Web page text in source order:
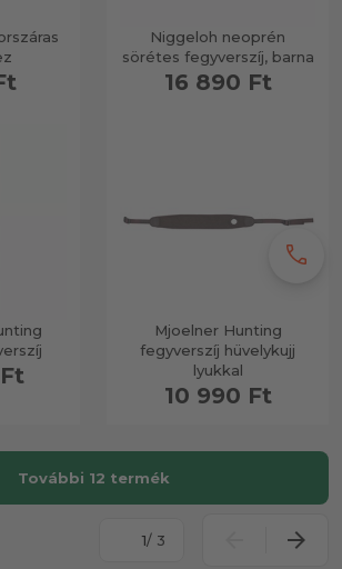
Niggeloh neoprén
sörétes fegyverszíj, barna
16 890 Ft
Mjoelner Hunting
fegyverszíj hüvelykujj
lyukkal
10 990 Ft
További 12 termék
/ 3
call